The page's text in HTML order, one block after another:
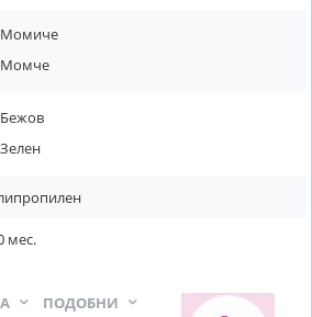
Момиче
Момче
Бежов
Зелен
мес.
ПОДОБНИ